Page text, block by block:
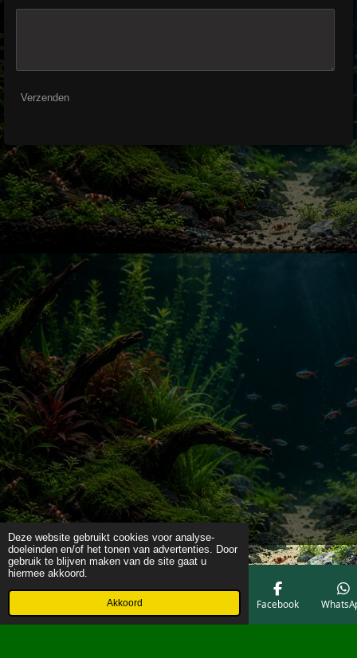
Deze website gebruikt cookies voor analyse-
doeleinden en/of het tonen van advertenties. Door
gebruik te blijven maken van de site gaat u
hiermee akkoord.
Akkoord
Verzenden
Telefoonnummer Facebook